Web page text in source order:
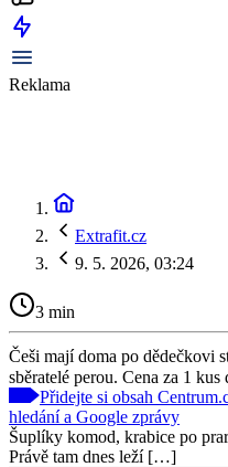
Reklama
Extrafit.cz
9. 5. 2026, 03:24
3 min
Češi mají doma po dědečkovi
sběratelé perou. Cena za 1
Přidejte si obsah
hledání a Google zprávy
Šuplíky komod, krabice po
Právě tam dnes leží […]